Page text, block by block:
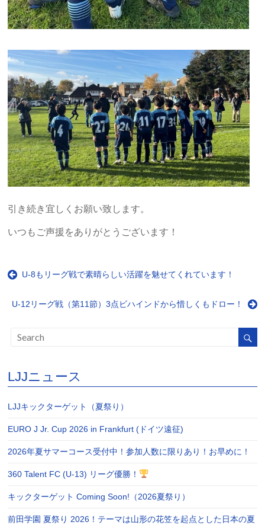
引き続き宜しくお願い致します。
いつもご声援をありがとうございます！
U‐8もリーグ戦で素晴らしい活躍を魅せてくれています！
U‐12リーグ戦（第11節）3点ビハインドから惜しくもドロー！
LJJニュース
LJJキックターゲット（夏祭り）
EURO J Jr. Cup 2026 in Frankfurt (ドイツ遠征)
2026年夏サマーコース受付中！参加人数に限りあり！お早めに！
360 Talent FC (U-13) リーグ優勝！
キックターゲット Coming Soon!（2026夏祭り）
前田学園 夏祭り 2026！テーマは山形の花笠を起点とした日本の夏